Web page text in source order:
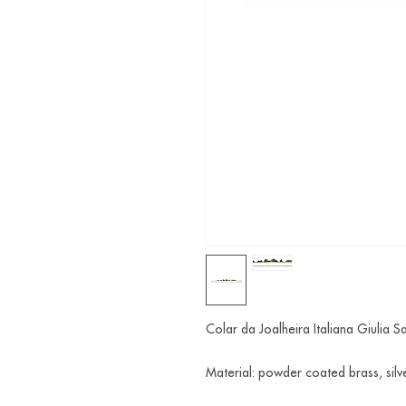
Colar da Joalheira Italiana Giulia
Material: powder coated brass,